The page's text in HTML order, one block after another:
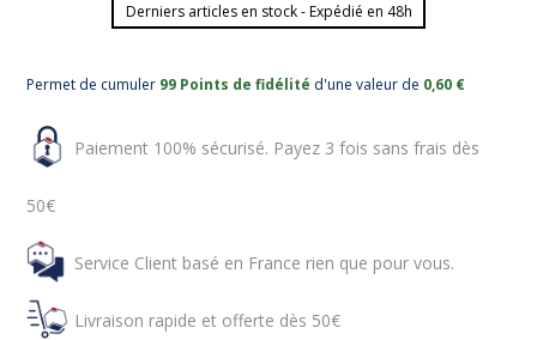
Derniers articles en stock - Expédié en 48h
Permet de cumuler 99 Points de fidélité d'une valeur de 0,60 €
Paiement 100% sécurisé. Payez 3 fois sans frais dès
50€
Service Client basé en France rien que pour vous.
Livraison rapide et offerte dès 50€